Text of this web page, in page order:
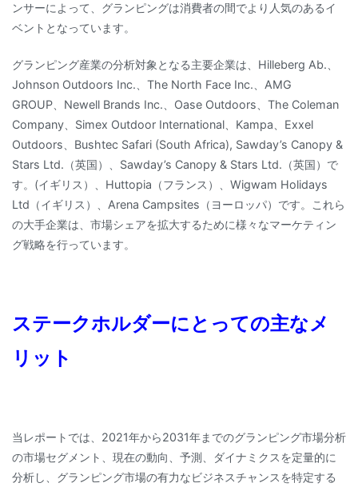
ンサーによって、グランピングは消費者の間でより人気のあるイ
ベントとなっています。
グランピング産業の分析対象となる主要企業は、Hilleberg Ab.、
Johnson Outdoors Inc.、The North Face Inc.、AMG
GROUP、Newell Brands Inc.、Oase Outdoors、The Coleman
Company、Simex Outdoor International、Kampa、Exxel
Outdoors、Bushtec Safari (South Africa), Sawday’s Canopy &
Stars Ltd.（英国）、Sawday’s Canopy & Stars Ltd.（英国）で
す。(イギリス）、Huttopia（フランス）、Wigwam Holidays
Ltd（イギリス）、Arena Campsites（ヨーロッパ）です。これら
の大手企業は、市場シェアを拡大するために様々なマーケティン
グ戦略を行っています。
ステークホルダーにとっての主なメ
リット
当レポートでは、2021年から2031年までのグランピング市場分析
の市場セグメント、現在の動向、予測、ダイナミクスを定量的に
分析し、グランピング市場の有力なビジネスチャンスを特定する